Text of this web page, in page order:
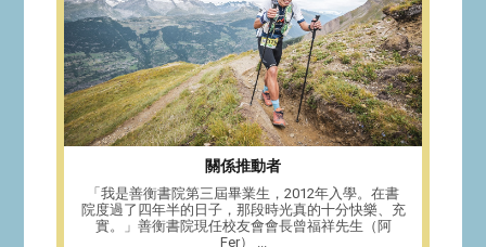
關係推動者
「我是善衡書院第三屆畢業生，2012年入學。在書
院度過了四年半的日子，那段時光真的十分快樂、充
實。」善衡書院現任校友會會長曾福祥先生（阿
Fer） ...